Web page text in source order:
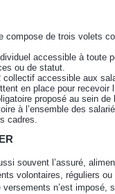
compose de trois volets
accessible à toute
ou de statut.
collectif accessible aux
en place pour recevoir
proposé au sein de
à l’ensemble des
cadres.
souvent l’assuré,
volontaires, réguliers
n’est imposé,